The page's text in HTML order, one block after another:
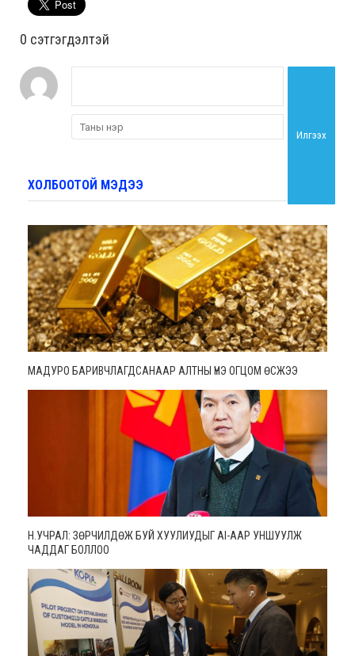
0 cэтгэгдэлтэй
Илгээх
ХОЛБООТОЙ МЭДЭЭ
МАДУРО БАРИВЧЛАГДСАНААР АЛТНЫ ҮНЭ ОГЦОМ ӨСЖЭЭ
Н.УЧРАЛ: ЗӨРЧИЛДӨЖ БУЙ ХУУЛИУДЫГ AI-ААР УНШУУЛЖ
ЧАДДАГ БОЛЛОО